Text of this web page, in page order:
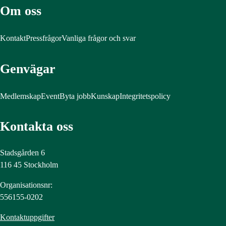
Om oss
KontaktPressfrågorVanliga frågor och svar
Genvägar
MedlemskapEventByta jobbKunskapIntegritetspolicy
Kontakta oss
Stadsgården 6
116 45 Stockholm
Organisationsnr:
556155-0202
Kontaktuppgifter